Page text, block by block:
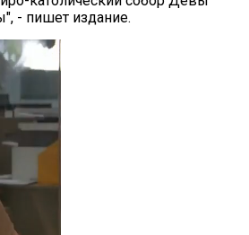
- пишет издание.